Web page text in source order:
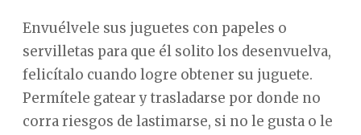
Envuélvele sus juguetes con papeles o
servilletas para que él solito los desenvuelva,
felicítalo cuando logre obtener su juguete.
Permítele gatear y trasladarse por donde no
corra riesgos de lastimarse, si no le gusta o le